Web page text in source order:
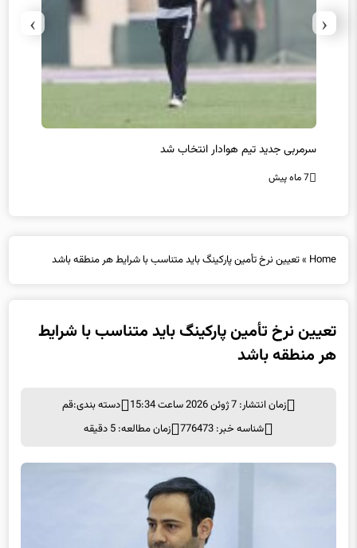
سرمربی جدید تیم هوادار انتخاب شد
7 ماه پیش
هر منطقه باشد
شناسه خبر: 776473
زمان مطالعه: 5 دقیقه